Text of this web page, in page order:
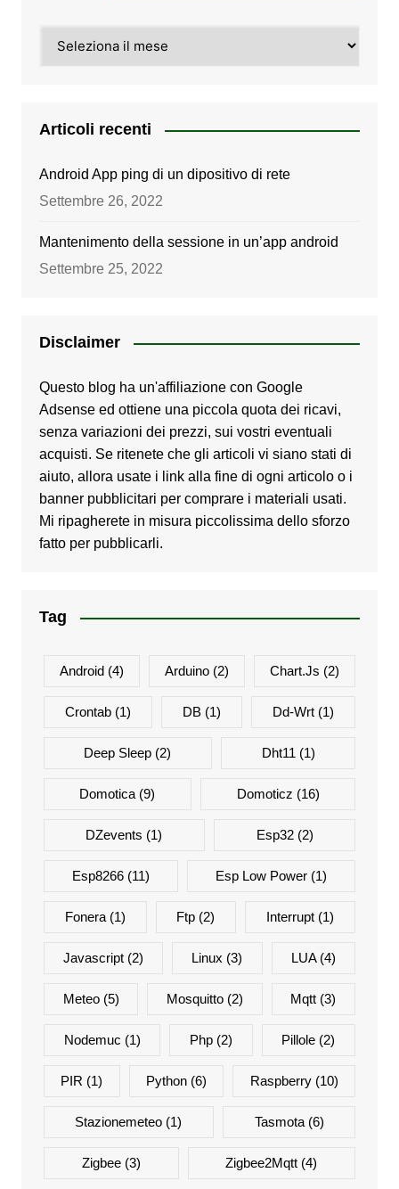
Articoli recenti
Android App ping di un dipositivo di rete
Settembre 26, 2022
Mantenimento della sessione in un’app android
Settembre 25, 2022
Disclaimer
Questo blog ha un'affiliazione con Google
Adsense ed ottiene una piccola quota dei ricavi,
senza variazioni dei prezzi, sui vostri eventuali
acquisti. Se ritenete che gli articoli vi siano stati di
aiuto, allora usate i link alla fine di ogni articolo o i
banner pubblicitari per comprare i materiali usati.
Mi ripagherete in misura piccolissima dello sforzo
fatto per pubblicarli.
Tag
Android(4) Arduino (2) Chart.js (2)
Crontab(1) DB (1) Dd-Wrt (1)
Deep Sleep (2) Dht11 (1)
Domotica (9) Domoticz (16)
DZevents (1) Esp32(2)
Esp8266(11) Esp Low Power (1)
Fonera(1) Ftp (2) Interrupt (1)
Javascript (2) Linux (3) LUA(4)
Meteo(5) Mosquitto(2) Mqtt (3)
Nodemuc (1) Php(2) Pillole (2)
PIR (1) Python(6) Raspberry(10)
Stazionemeteo (1) Tasmota(6)
Zigbee(3) Zigbee2Mqtt (4)